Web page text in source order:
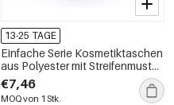
13-25 TAGE
Einfache Serie Kosmetiktaschen
aus Polyester mit Streifenmuster
in verschiedenen Farben
€7,46
MOQ von 1 Stk.